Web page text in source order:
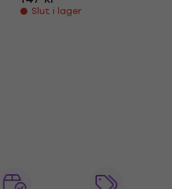
Slut i lager